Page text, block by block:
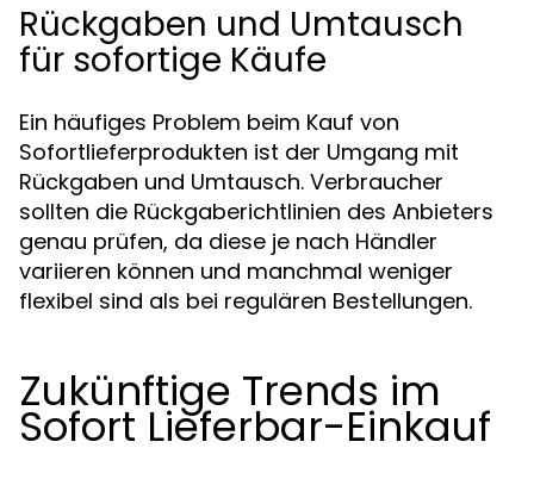
Rückgaben und Umtausch
für sofortige Käufe
Ein häufiges Problem beim Kauf von
Sofortlieferprodukten ist der Umgang mit
Rückgaben und Umtausch. Verbraucher
sollten die Rückgaberichtlinien des Anbieters
genau prüfen, da diese je nach Händler
variieren können und manchmal weniger
flexibel sind als bei regulären Bestellungen.
Zukünftige Trends im
Sofort Lieferbar-Einkauf